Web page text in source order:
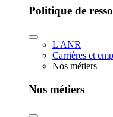
Politique de
L'ANR
Carrières et
Nos métiers
Nos métiers